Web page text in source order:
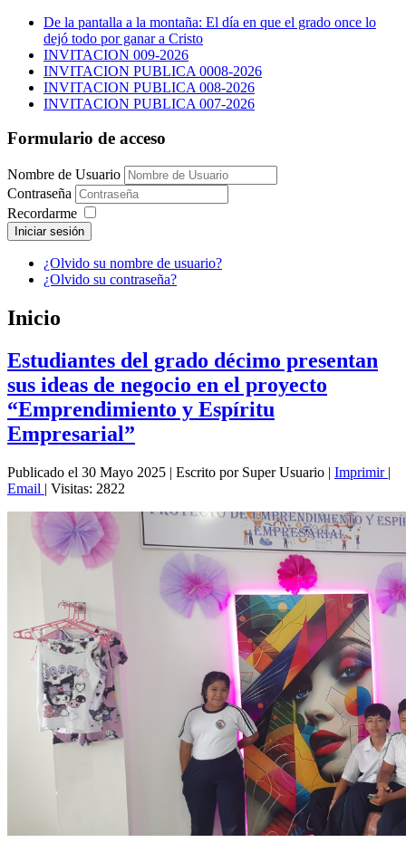
De la pantalla a la montaña: El día en que el grado once lo
dejó todo por ganar a Cristo
INVITACION 009-2026
INVITACION PUBLICA 0008-2026
INVITACION PUBLICA 008-2026
INVITACION PUBLICA 007-2026
Formulario de acceso
Nombre de Usuario
Contraseña
Recordarme
Iniciar sesión
¿Olvido su nombre de usuario?
¿Olvido su contraseña?
Inicio
Estudiantes del grado décimo presentan
sus ideas de negocio en el proyecto
“Emprendimiento y Espíritu
Empresarial”
Publicado el 30 Mayo 2025 | Escrito por Super Usuario | Imprimir |
Email | Visitas: 2822